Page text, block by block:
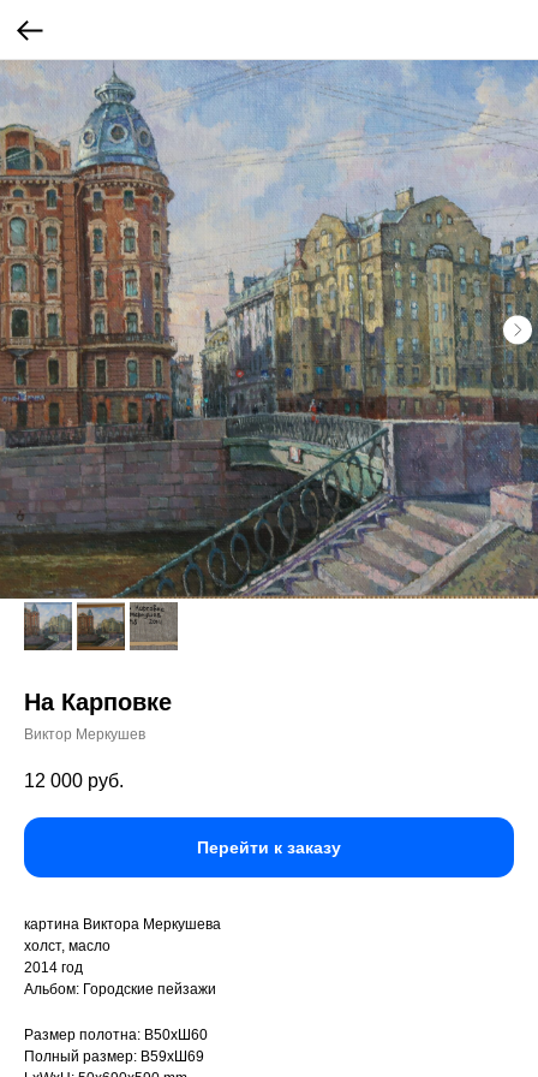
На Карповке
Виктор Меркушев
12 000 руб.
Перейти к заказу
картина Виктора Меркушева
холст, масло
2014 год
Альбом: Городские пейзажи
Размер полотна: В50хШ60
Полный размер: В59хШ69